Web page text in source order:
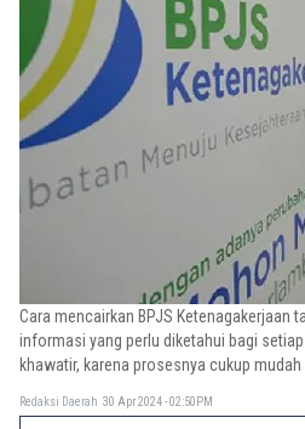
Cara mencairkan BPJS Ketenagakerjaan
informasi yang perlu diketahui bagi setiap karyawan.
khawatir, karena prosesnya cukup mudah
Redaksi Daerah 30 Apr 2024 - 02:50PM